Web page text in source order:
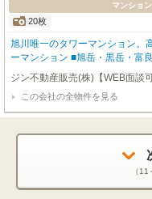
マンション
20枚
旭川唯一のタワーマンション。
ーマンション ■旭岳・黒岳・富
空港まで車で約25分 ■ＪＲ函館
21階部分東向きで陽当たり・
ムやスカイビューラウンジなど
ール旭川徒歩2分、イオンモー
ジン不動産販売(株)【WEB面談可
この会社の全物件を見る
（11